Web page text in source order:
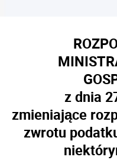
z dnia
zmieniające
zwrotu